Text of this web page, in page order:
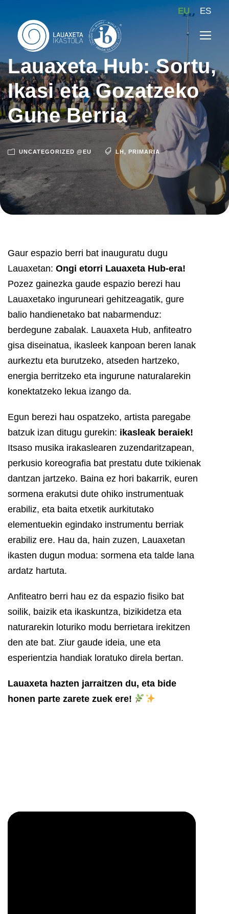
EU ES
Lauaxeta Hub: Sortu,
Ikasi eta Gozatzeko
Gune Berria
UNCATEGORIZED @EU LH, PRIMARIA
Gaur espazio berri bat inauguratu dugu
Lauaxetan: Ongi etorri Lauaxeta Hub-era!
Pozez gainezka gaude espazio berezi hau
Lauaxetako inguruneari gehitzeagatik, gure
balio handienetako bat nabarmenduz:
berdegune zabalak. Lauaxeta Hub, anfiteatro
gisa diseinatua, ikasleek kanpoan beren lanak
aurkeztu eta burutzeko, atseden hartzeko,
energia berritzeko eta ingurune naturalarekin
konektatzeko lekua izango da.
Egun berezi hau ospatzeko, artista paregabe
batzuk izan ditugu gurekin: ikasleak beraiek!
Itsaso musika irakaslearen zuzendaritzapean,
perkusio koreografia bat prestatu dute txikienak
dantzan jartzeko. Baina ez hori bakarrik, euren
sormena erakutsi dute ohiko instrumentuak
erabiliz, eta baita etxetik aurkitutako
elementuekin egindako instrumentu berriak
erabiliz ere. Hau da, hain zuzen, Lauaxetan
ikasten dugun modua: sormena eta talde lana
ardatz hartuta.
Anfiteatro berri hau ez da espazio fisiko bat
soilik, baizik eta ikaskuntza, bizikidetza eta
naturarekin loturiko modu berrietara irekitzen
den ate bat. Ziur gaude ideia, une eta
esperientzia handiak loratuko direla bertan.
Lauaxeta hazten jarraitzen du, eta bide
honen parte zarete zuek ere!